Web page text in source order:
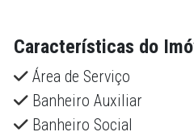
Características do
Área de Serviço
Banheiro Auxiliar
Banheiro Social